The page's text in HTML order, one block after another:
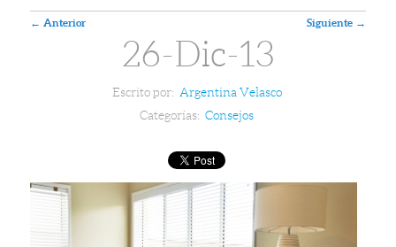
Navegador de artículos
← Anterior Siguiente →
26-Dic-13
Escrito por: Argentina Velasco
Categorías: Consejos